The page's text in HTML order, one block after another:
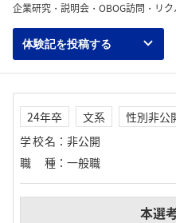
企業研究・説明会・OBOG訪問・リ
体験記を投稿する
24年卒 文系
性別非公
学校名 ： 非公開
職種 ： 一般職
本選